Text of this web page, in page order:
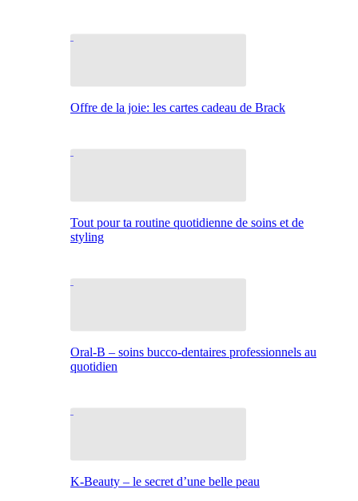
Offre de la joie: les cartes cadeau de Brack
Tout pour ta routine quotidienne de soins et de
styling
Oral-B – soins bucco-dentaires professionnels au
quotidien
K-Beauty – le secret d’une belle peau